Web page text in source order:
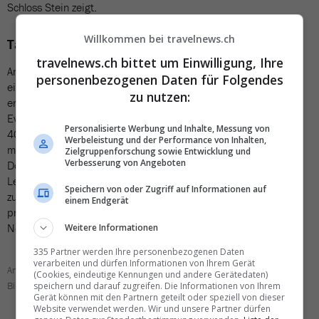
Schloss Stein zeigt.
Tavolata vor der neuen Weinbar
Anlässlich der Badener Weintage können Interessierte bereits
einen Blick in die umgebaute «Fassbar» werfen, welche bald
eröffnet wird. Die Besichtigung der neuen Weinbar und
Eventlocation in der Altstadt beschränkt sich allerdings auf die
40 Personen, welche sich ein Ticket für die zugehörige Tavolata
mit Degustation vom 1. Mai gesichert haben: An diesem
Donnerstag können Gäste am langen Tisch auf der Gasse
Leckereien von Antipasti über Käseplatten und Teigwaren bis
zum Dessert geniessen und dazu zehn ausgewählte Weine
probieren – für musikalischen Schwung sorgen zwei Meister der
Neuen Kurkapelle Baden.
Anstossen kann man vielerorts – hier zum Beispiel bei «Armando’s».
Bild: Armando’s pane e vino
Willkommen bei travelnews.ch
travelnews.ch bittet um Einwilligung, Ihre
personenbezogenen Daten für Folgendes
zu nutzen:
Personalisierte Werbung und Inhalte, Messung von
Werbeleistung und der Performance von Inhalten,
Zielgruppenforschung sowie Entwicklung und
Verbesserung von Angeboten
Speichern von oder Zugriff auf Informationen auf
einem Endgerät
Weitere Informationen
335 Partner werden Ihre personenbezogenen Daten
verarbeiten und dürfen Informationen von Ihrem Gerät
(Cookies, eindeutige Kennungen und andere Gerätedaten)
speichern und darauf zugreifen. Die Informationen von Ihrem
Gerät können mit den Partnern geteilt oder speziell von dieser
Website verwendet werden. Wir und unsere Partner dürfen